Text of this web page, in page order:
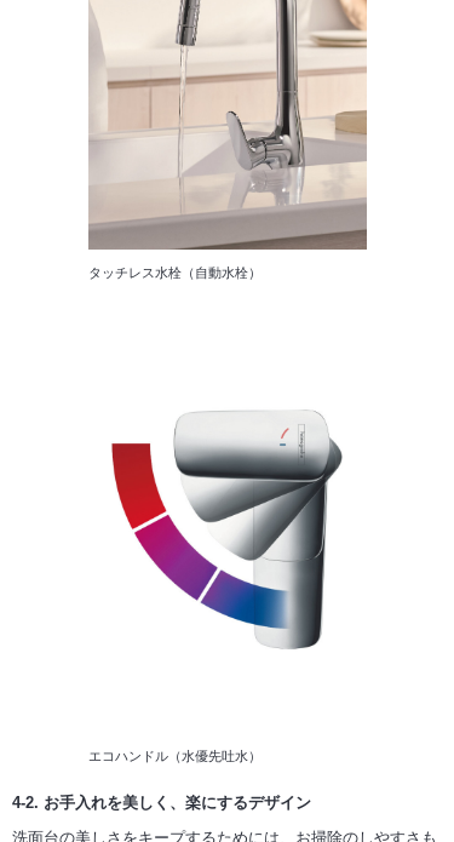
タッチレス水栓（自動水栓）
エコハンドル（水優先吐水）
4-2. お手入れを美しく、楽にするデザイン
洗面台の美しさをキープするためには、お掃除のしやすさも